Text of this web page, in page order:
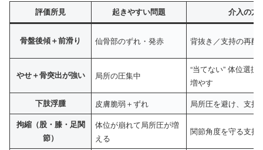
評価所見 起きやすい問題 介入の方
骨盤後傾＋前滑り 仙骨部のずれ・発赤 背抜き／支持の再配
やせ＋骨突出が強い 局所の圧集中
“当てない” 体位選択
増やす
下肢浮腫 皮膚脆弱＋ずれ 局所圧を避け、支持
拘縮（股・膝・足関
節）
体位が崩れて局所圧が増
える
関節角度を守る支持